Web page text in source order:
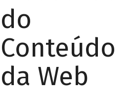
do
Conteúdo
da Web